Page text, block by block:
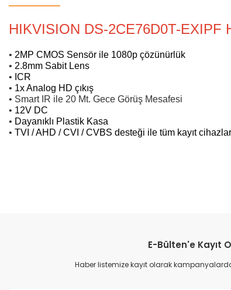
HIKVISION DS-2CE76D0T-EXIPF
• 2MP CMOS Sensör ile 1080p çözünürlük
• 2.8mm Sabit Lens
• ICR
• 1x Analog HD çıkış
• Smart IR ile 20 Mt. Gece Görüş Mesafesi
• 12V DC
• Dayanıklı Plastik Kasa
• TVI / AHD / CVI / CVBS desteği ile tüm kayıt
Ürün resmi kalitesiz, bozuk veya görüntülenemiyor.
Ürün açıklamasında eksik bilgiler bulunuyor.
E-Bülten'e Kayıt
Haber listemize kayıt olarak